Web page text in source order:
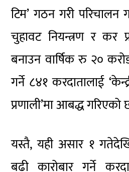
टिम’ गठन गरी परिचालन
चुहावट नियन्त्रण र कर
बनाउन वार्षिक रु २०
गर्ने ८४१ करदातालाई
प्रणाली’मा आबद्ध गरिएको
यस्तै, यही असार १
बढी कारोबार गर्ने